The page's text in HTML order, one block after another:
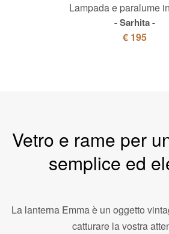
Lampada e paralume
Sarhita
€ 195
Vetro e rame per
semplice ed
La lanterna Emma è un oggetto
catturare la vostra